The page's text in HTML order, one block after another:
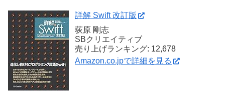
詳解 Swift 改訂版
荻原 剛志
SBクリエイティブ
売り上げランキング: 12,678
Amazon.co.jpで詳細を見る